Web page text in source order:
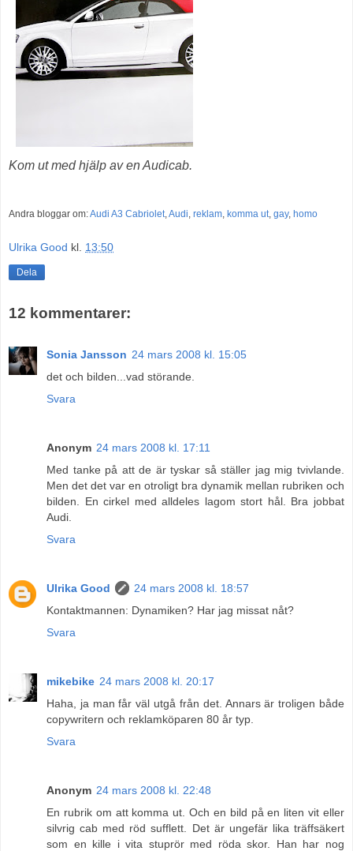
Kom ut med hjälp av en Audicab.
Andra bloggar om:Audi A3 Cabriolet,Audi, reklam, komma ut, gay, homo
Ulrika Good kl. 13:50
Dela
12 kommentarer:
Sonia Jansson 24 mars 2008 kl. 15:05
det och bilden...vad störande.
Svara
Anonym 24 mars 2008 kl. 17:11
Med tanke på att de är tyskar så ställer jag mig tvivlande.
Men det det var en otroligt bra dynamik mellan rubriken och
bilden. En cirkel med alldeles lagom stort hål. Bra jobbat
Audi.
Svara
Ulrika Good
24 mars 2008 kl. 18:57
Kontaktmannen: Dynamiken? Har jag missat nåt?
Svara
mikebike 24 mars 2008 kl. 20:17
Haha, ja man får väl utgå från det. Annars är troligen både
copywritern och reklamköparen 80 år typ.
Svara
Anonym 24 mars 2008 kl. 22:48
En rubrik om att komma ut. Och en bild på en liten vit eller
silvrig cab med röd sufflett. Det är ungefär lika träffsäkert
som en kille i vita stuprör med röda skor. Han har nog